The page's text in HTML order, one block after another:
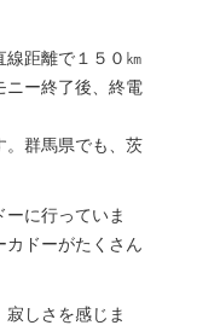
線距離で１５０㎞
ニー終了後、終電
。群馬県でも、茨
に行っていま
カドーがたくさん
しさを感じま